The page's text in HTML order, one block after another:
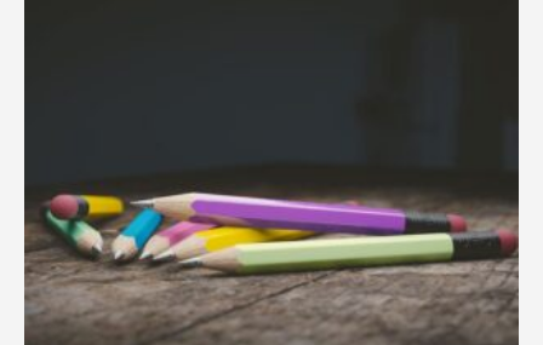
김종대, “현대전, 강한 군대도 약해질 수 있다”
이홍원 작가, 생활문화상품 4종 판매